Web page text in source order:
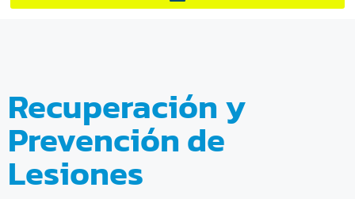
Recuperación y
Prevención de
Lesiones